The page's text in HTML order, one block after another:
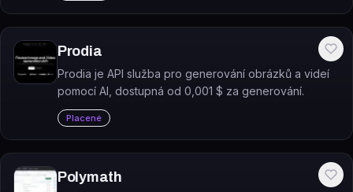
Prodia
Prodia je API služba pro generování obrázků a videí
pomocí AI, dostupná od 0,001 $ za generování.
Placené
Polymath